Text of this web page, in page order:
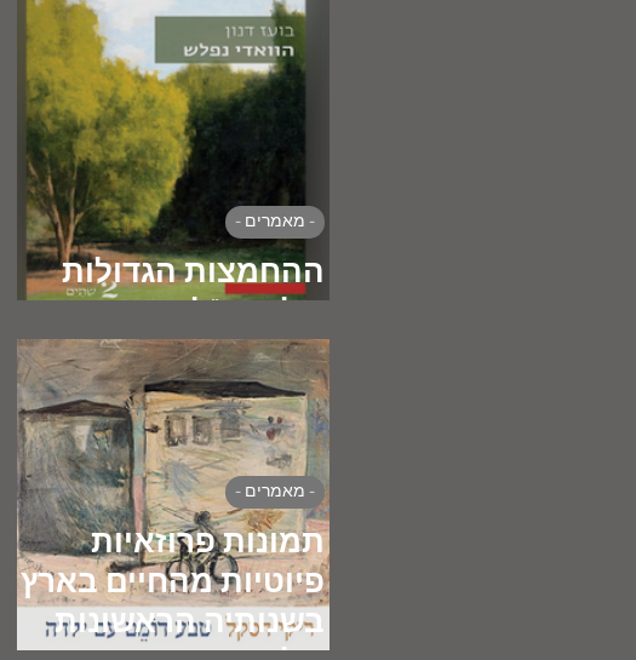
ההחמצות הגדולות
- מאמרים -
תמונות פרוזאיות
פיוטיות מהחיים בארץ
בשנותיה הראשונות
- מאמרים -